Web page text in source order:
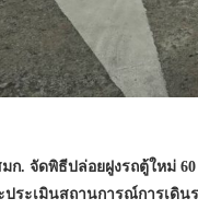
ก. จัดพิธีปล่อยฝูงรถตู้ใหม่
ระเมินสถานการณ์การเดิน